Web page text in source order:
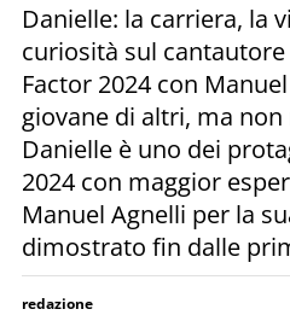
Danielle: la carriera, la
curiosità sul
Factor 2024 con
giovane di altri, ma
Danielle è uno dei
2024 con maggior
Manuel Agnelli per la
dimostrato fin dalle
redazione